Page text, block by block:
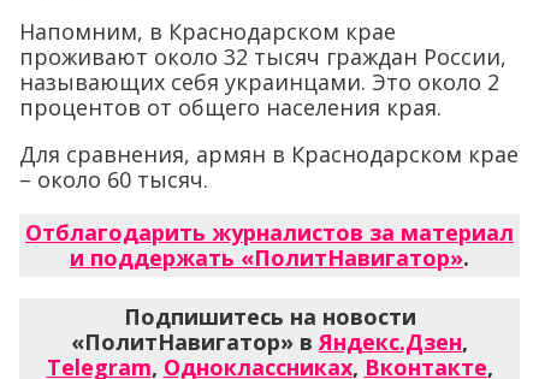
Напомним, в Краснодарском крае
проживают около 32 тысяч граждан России,
называющих себя украинцами. Это около 2
процентов от общего населения края.
Для сравнения, армян в Краснодарском крае
– около 60 тысяч.
Отблагодарить журналистов за материал
и поддержать «ПолитНавигатор».
Подпишитесь на новости
«ПолитНавигатор» вЯндекс.Дзен,
Telegram, Одноклассниках, Вконтакте,